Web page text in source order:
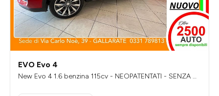
EVO Evo 4
New Evo 4 1.6 benzina 115cv - NEOPATENTATI - SENZA VI